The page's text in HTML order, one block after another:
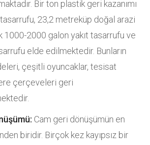
Bir ton plastik geri kazanımı
23,2 metreküp doğal arazi
1000-2000 galon yakıt tasarrufu ve
elde edilmektedir. Bunların
çeşitli oyuncaklar, tesisat
çerçeveleri geri
Cam geri dönüşümün en
biridir. Birçok kez kayıpsız bir